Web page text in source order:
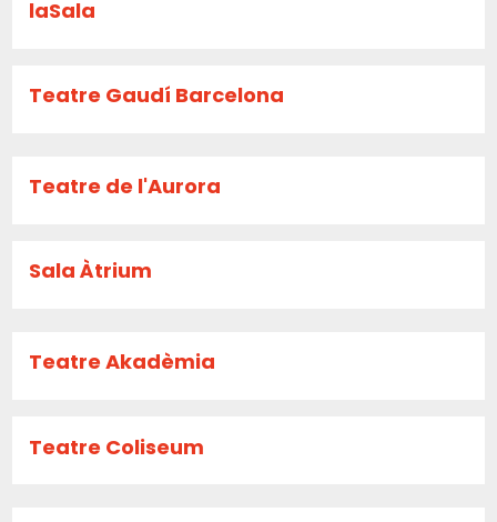
laSala
Teatre Gaudí Barcelona
Teatre de l'Aurora
Sala Àtrium
Teatre Akadèmia
Teatre Coliseum